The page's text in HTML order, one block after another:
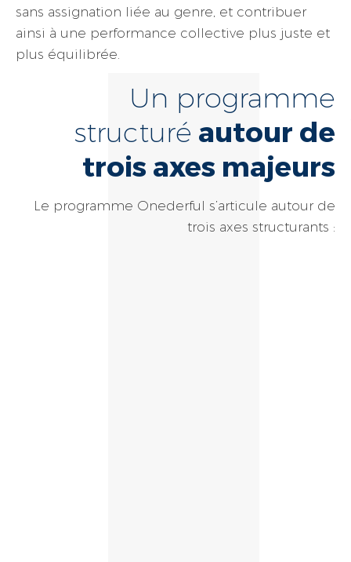
sans assignation liée au genre, et contribuer
ainsi à une performance collective plus juste et
plus équilibrée.
Un programme
structuré autour de
trois axes majeurs
Le programme Onederful s’articule autour de
trois axes structurants :